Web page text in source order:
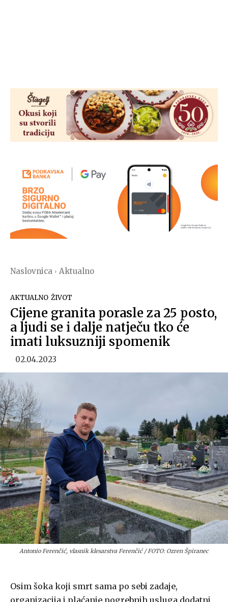
Naslovnica Aktualno
AKTUALNO ŽIVOT
Cijene granita porasle za 25 posto,
a ljudi se i dalje natječu tko će
imati luksuzniji spomenik
02.04.2023
Antonio Ferenčić, vlasnik klesarstva Ferenčić / FOTO: Ozren Špiranec
Osim šoka koji smrt sama po sebi zadaje,